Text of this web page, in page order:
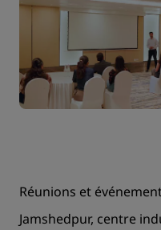
Réunions et
Jamshedpur, centre